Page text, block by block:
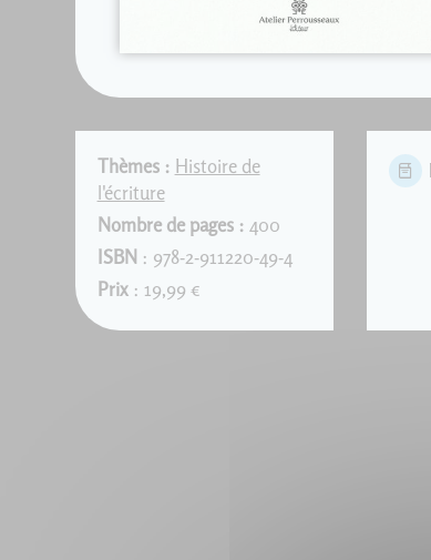
Thèmes : Histoire de
l'écriture
Nombre de pages : 400
ISBN : 978-2-911220-49-4
Prix: 19,99 €